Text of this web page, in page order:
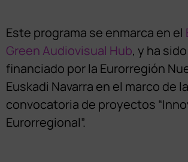
Este programa se enmarca en el
Green Audiovisual Hub, y ha
financiado por la Eurorregión
Euskadi Navarra en el marco de la
convocatoria de proyectos
Eurorregional”.